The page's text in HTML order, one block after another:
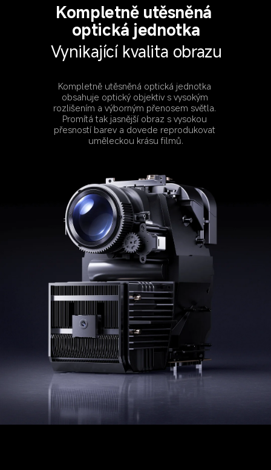
Kompletně utěsněná
optická jednotka
Vynikající kvalita obrazu
Kompletně utěsněná optická jednotka
obsahuje optický objektiv s vysokým
rozlišením a výborným přenosem světla.
Promítá tak jasnější obraz s vysokou
přesností barev a dovede reprodukovat
uměleckou krásu filmů.